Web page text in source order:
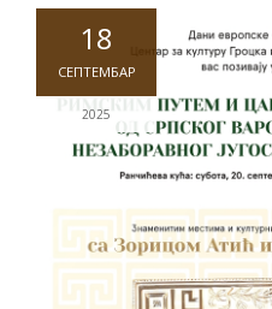
18
СЕПТЕМБАР
2025